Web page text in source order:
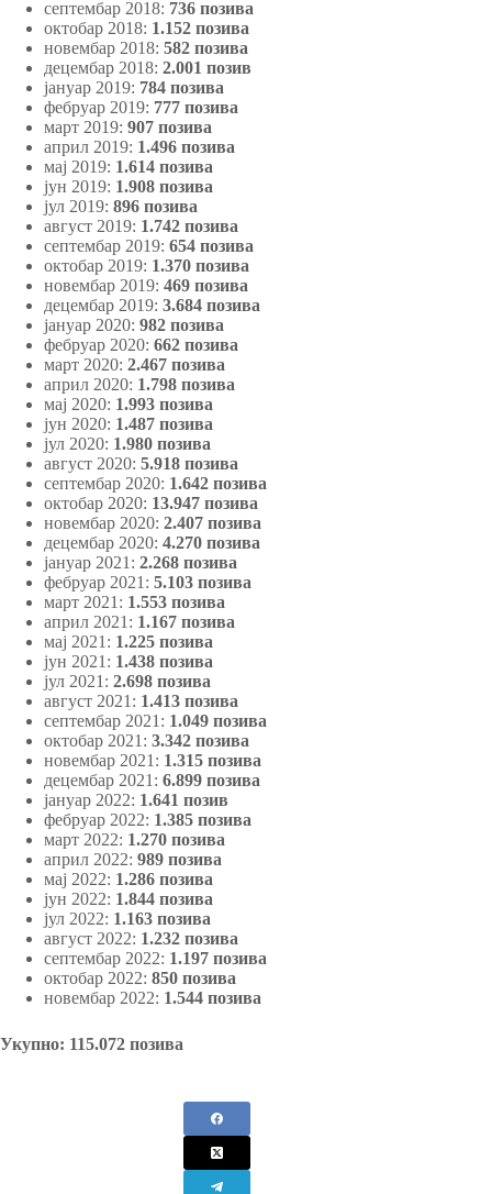
септембар 2018: 736 позива
октобар 2018: 1.152 позива
новембар 2018: 582 позива
децембар 2018: 2.001 позив
јануар 2019: 784 позива
фебруар 2019: 777 позива
март 2019: 907 позива
април 2019: 1.496 позива
мај 2019: 1.614 позива
јун 2019: 1.908 позива
јул 2019: 896 позива
август 2019: 1.742 позива
септембар 2019: 654 позива
октобар 2019: 1.370 позива
новембар 2019: 469 позива
децембар 2019: 3.684 позива
јануар 2020: 982 позива
фебруар 2020: 662 позива
март 2020: 2.467 позива
април 2020: 1.798 позива
мај 2020: 1.993 позива
јун 2020: 1.487 позива
јул 2020: 1.980 позива
август 2020: 5.918 позива
септембар 2020: 1.642 позива
октобар 2020: 13.947 позива
новембар 2020: 2.407 позива
децембар 2020: 4.270 позива
јануар 2021: 2.268 позива
фебруар 2021: 5.103 позива
март 2021: 1.553 позива
април 2021: 1.167 позива
мај 2021: 1.225 позива
јун 2021: 1.438 позива
јул 2021: 2.698 позива
август 2021: 1.413 позива
септембар 2021: 1.049 позива
октобар 2021: 3.342 позива
новембар 2021: 1.315 позива
децембар 2021: 6.899 позива
јануар 2022: 1.641 позив
фебруар 2022: 1.385 позива
март 2022: 1.270 позива
април 2022: 989 позива
мај 2022: 1.286 позива
јун 2022: 1.844 позива
јул 2022: 1.163 позива
август 2022: 1.232 позива
септембар 2022: 1.197 позива
октобар 2022: 850 позива
новембар 2022: 1.544 позива
Укупно: 115.072 позива